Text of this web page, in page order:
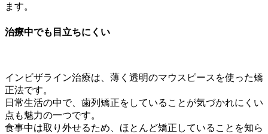
ます。
治療中でも目立ちにくい
インビザライン治療は、薄く透明のマウスピースを使った矯
正法です。
日常生活の中で、歯列矯正をしていることが気づかれにくい
点も魅力の一つです。
食事中は取り外せるため、ほとんど矯正していることを知ら